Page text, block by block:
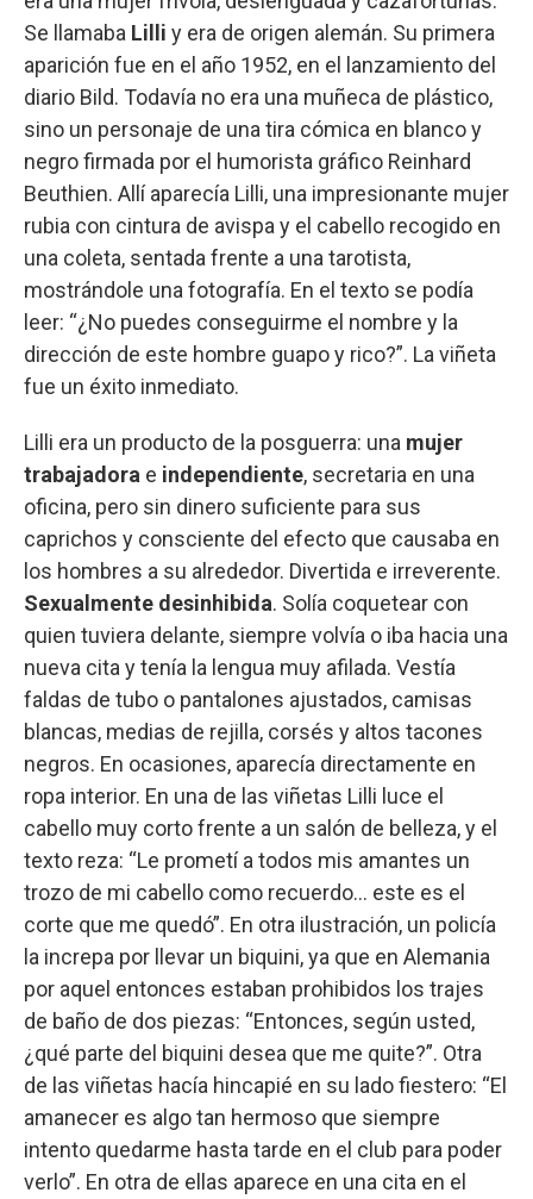
Se llamaba Lilli y era de origen alemán. Su primera
aparición fue en el año 1952, en el lanzamiento del
diario Bild. Todavía no era una muñeca de plástico,
sino un personaje de una tira cómica en blanco y
negro firmada por el humorista gráfico Reinhard
Beuthien. Allí aparecía Lilli, una impresionante mujer
rubia con cintura de avispa y el cabello recogido en
una coleta, sentada frente a una tarotista,
mostrándole una fotografía. En el texto se podía
leer: “¿No puedes conseguirme el nombre y la
dirección de este hombre guapo y rico?”. La viñeta
fue un éxito inmediato.
Lilli era un producto de la posguerra: una mujer
trabajadora e independiente, secretaria en una
oficina, pero sin dinero suficiente para sus
caprichos y consciente del efecto que causaba en
los hombres a su alrededor. Divertida e irreverente.
Sexualmente desinhibida. Solía coquetear con
quien tuviera delante, siempre volvía o iba hacia una
nueva cita y tenía la lengua muy afilada. Vestía
faldas de tubo o pantalones ajustados, camisas
blancas, medias de rejilla, corsés y altos tacones
negros. En ocasiones, aparecía directamente en
ropa interior. En una de las viñetas Lilli luce el
cabello muy corto frente a un salón de belleza, y el
texto reza: “Le prometí a todos mis amantes un
trozo de mi cabello como recuerdo... este es el
corte que me quedó”. En otra ilustración, un policía
la increpa por llevar un biquini, ya que en Alemania
por aquel entonces estaban prohibidos los trajes
de baño de dos piezas: “Entonces, según usted,
¿qué parte del biquini desea que me quite?”. Otra
de las viñetas hacía hincapié en su lado fiestero: “El
amanecer es algo tan hermoso que siempre
intento quedarme hasta tarde en el club para poder
verlo”. En otra de ellas aparece en una cita en el